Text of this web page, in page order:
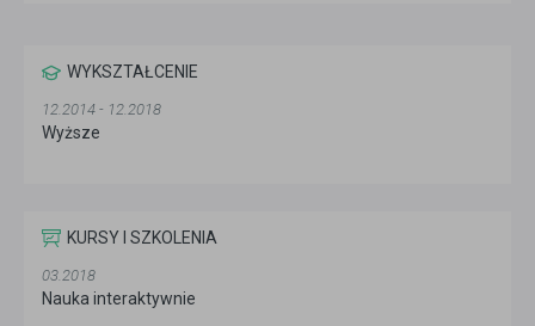
WYKSZTAŁCENIE
12.2014 - 12.2018
Wyższe
KURSY I SZKOLENIA
03.2018
Nauka interaktywnie